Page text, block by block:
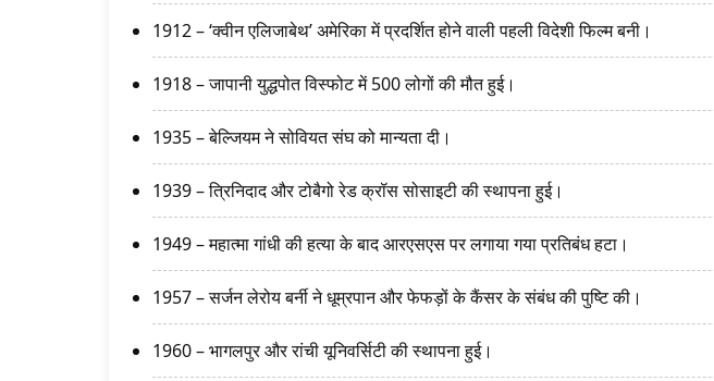
1912 – ‘क्वीन एलिजाबेथ’ अमेरिका में प्रदर्शित होने वाली पहली विदेशी फिल्म बनी।
1918 – जापानी युद्धपोत विस्फोट में 500 लोगों की मौत हुई।
1935 – बेल्जियम ने सोवियत संघ को मान्यता दी।
1939 – त्रिनिदाद और टोबैगो रेड क्रॉस सोसाइटी की स्थापना हुई।
1949 – महात्मा गांधी की हत्या के बाद आरएसएस पर लगाया गया प्रतिबंध हटा।
1957 – सर्जन लेरोय बर्नी ने धूम्रपान और फेफड़ों के कैंसर के संबंध की पुष्टि की।
1960 – भागलपुर और रांची यूनिवर्सिटी की स्थापना हुई।